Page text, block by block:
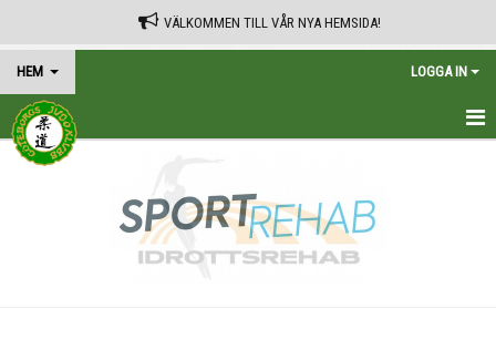
VÄLKOMMEN TILL VÅR NYA HEMSIDA!
HEM LOGGA IN
HEM
TRÄNINGSSCHEMA